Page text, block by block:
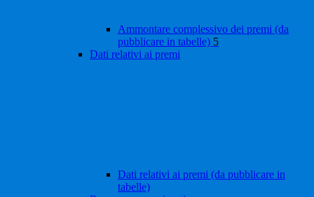
Ammontare complessivo dei premi (da
pubblicare in tabelle) 5
Dati relativi ai premi
Dati relativi ai premi (da pubblicare in
tabelle)